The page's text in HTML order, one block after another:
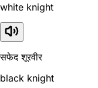
white knight
सफेद शूरवीर
black knight